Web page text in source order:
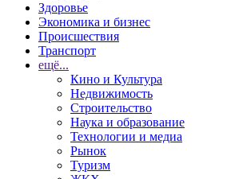
Здоровье
Экономика и бизнес
Происшествия
Транспорт
ещё...
Кино и Культура
Недвижимость
Строительство
Наука и образование
Технологии и медиа
Рынок
Туризм